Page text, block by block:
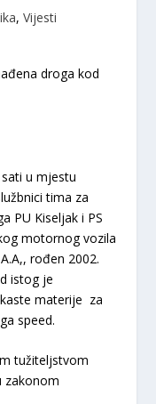
, Vijesti
u mjestu
tima za
PU Kiseljak i PS
motornog vozila
rođen 2002.
istog je
materije za
speed.
tužiteljstvom
zakonom